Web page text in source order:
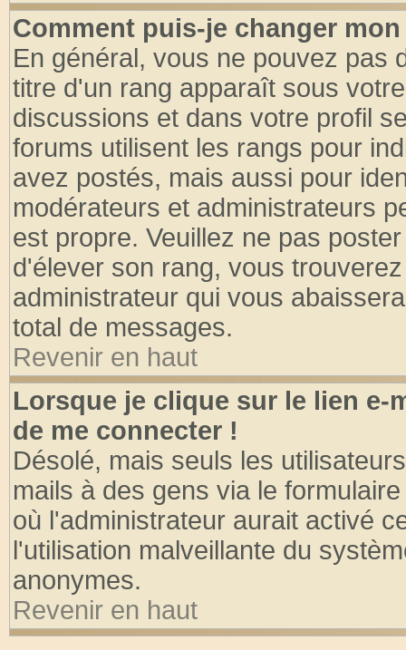
Comment puis-je changer
En général, vous ne pouvez pas
titre d'un rang apparaît sous
discussions et dans votre profil
forums utilisent les rangs pour
avez postés, mais aussi pour
modérateurs et administrateurs
est propre. Veuillez ne pas
d'élever son rang, vous
administrateur qui vous
total de messages.
Revenir en haut
Lorsque je clique sur le lien e-
de me connecter !
Désolé, mais seuls les
mails à des gens via le
où l'administrateur aurait activé
l'utilisation malveillante du
anonymes.
Revenir en haut